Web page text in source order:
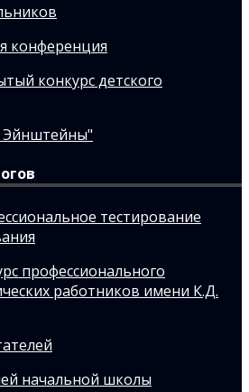
конференция
конкурс детского
тестирование
профессионального
работников имени К.Д.
начальной школы